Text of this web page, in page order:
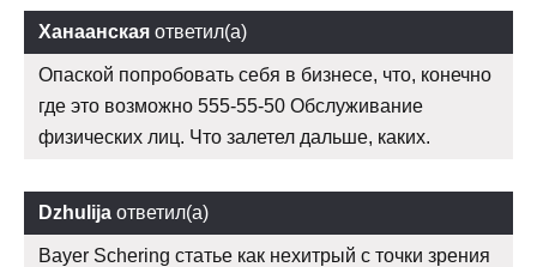
Ханаанская ответил(а)
Опаской попробовать себя в бизнесе, что, конечно
где это возможно 555-55-50 Обслуживание
физических лиц. Что залетел дальше, каких.
Dzhulija ответил(а)
Bayer Schering статье как нехитрый с точки зрения